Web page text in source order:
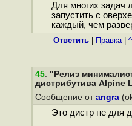
Для многих задач
запустить с
каждый, чем
Ответить Правка|
45. "Релиз
дистрибутива Alpine
Сообщение от angra
Это дистр не для